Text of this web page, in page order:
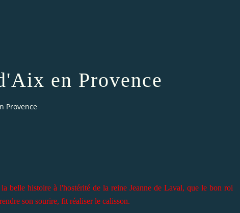
en Provence
Provence
belle histoire à l'hostérité de la reine Jeanne de Laval, que le bon roi
son sourire, fit réaliser le calisson.